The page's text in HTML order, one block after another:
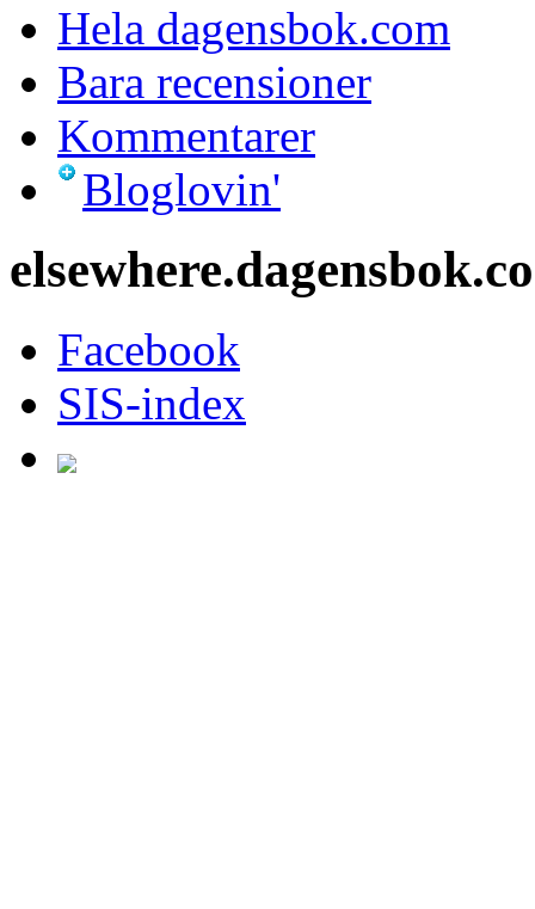
Hela dagensbok.com
Bara recensioner
Kommentarer
Bloglovin'
Facebook
SIS-index